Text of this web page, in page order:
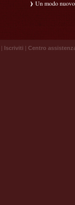
Un modo
| Iscriviti | Centro